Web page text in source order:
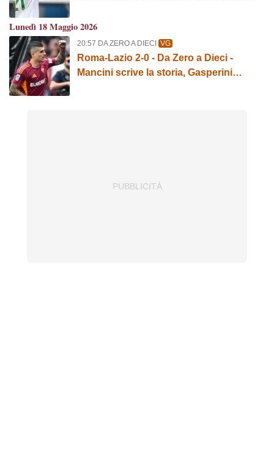
Cristante
Lunedì 18 Maggio 2026
20:57 DA ZERO A DIECI VG
Roma-Lazio 2-0 - Da Zero a Dieci -
Mancini scrive la storia, Gasperini